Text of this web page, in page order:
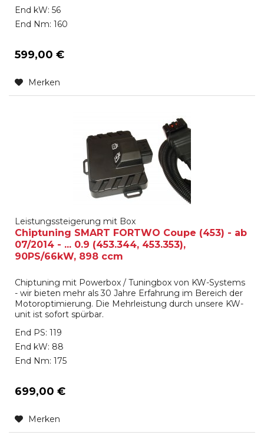
End kW: 56
End Nm: 160
599,00 €
Merken
Leistungssteigerung mit Box
Chiptuning SMART FORTWO Coupe (453) - ab
07/2014 - ... 0.9 (453.344, 453.353),
90PS/66kW, 898 ccm
Chiptuning mit Powerbox / Tuningbox von KW-Systems
- wir bieten mehr als 30 Jahre Erfahrung im Bereich der
Motoroptimierung. Die Mehrleistung durch unsere KW-
unit ist sofort spürbar.
End PS: 119
End kW: 88
End Nm: 175
699,00 €
Merken